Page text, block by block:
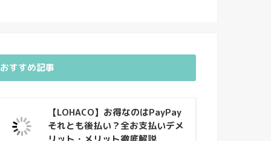
おすすめ記事
【LOHACO】お得なのはPayPay
それとも後払い？全お支払いデメ